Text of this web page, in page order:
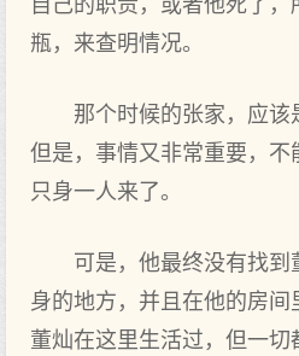
自己的职责，或者他死了
瓶，来查明情况。
那个时候的张家，应该
但是，事情又非常重要，
只身一人来了。
可是，他最终没有找
身的地方，并且在他的房间
董灿在这里生活过，但一切